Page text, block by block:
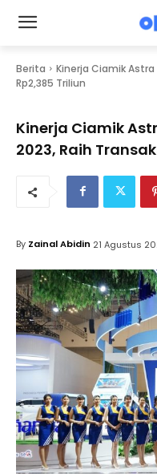
Berita
Kinerja Ciamik Astra
Rp2,385 Triliun
Kinerja Ciamik
2023, Raih
By Zainal Abidin 21 Agustus